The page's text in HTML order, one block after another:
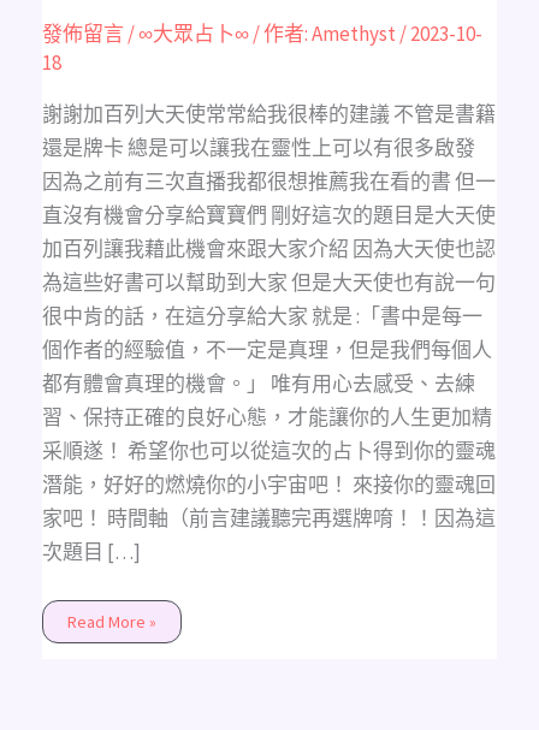
發佈留言/∞大眾占卜∞/ 作者:Amethyst /2023-10-
18
謝謝加百列大天使常常給我很棒的建議 不管是書籍
還是牌卡 總是可以讓我在靈性上可以有很多啟發
因為之前有三次直播我都很想推薦我在看的書 但一
直沒有機會分享給寶寶們 剛好這次的題目是大天使
加百列讓我藉此機會來跟大家介紹 因為大天使也認
為這些好書可以幫助到大家 但是大天使也有說一句
很中肯的話，在這分享給大家 就是 :「書中是每一
個作者的經驗值，不一定是真理，但是我們每個人
都有體會真理的機會。」 唯有用心去感受、去練
習、保持正確的良好心態，才能讓你的人生更加精
采順遂！ 希望你也可以從這次的占卜得到你的靈魂
潛能，好好的燃燒你的小宇宙吧！ 來接你的靈魂回
家吧！ 時間軸（前言建議聽完再選牌唷！！因為這
次題目 […]
使
數
醒
後
的
狀
態，
快
來
接
你
的
靈
魂
回
家
吧!
(不
限
時
間/
不
限
狀
況)
Read More »